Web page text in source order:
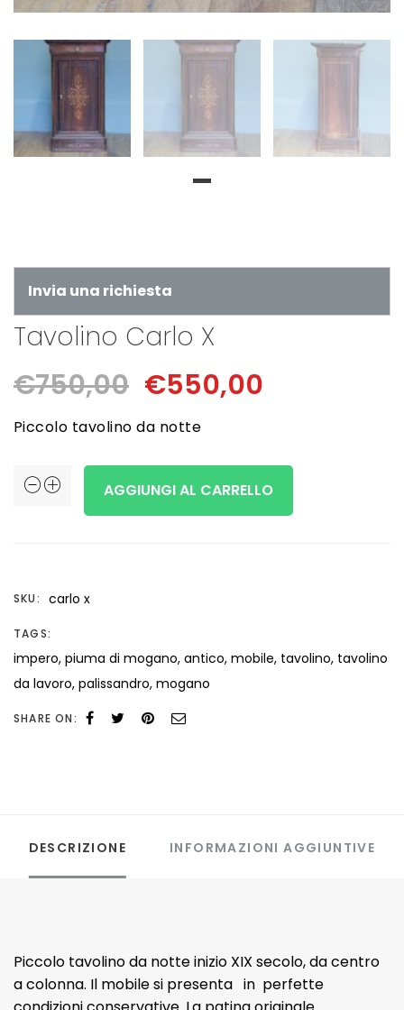
Invia una richiesta
Tavolino Carlo X
€750,00 Il
prezzo
originale
era:
€550,00
attuale
è:
Piccolo tavolino da notte
Tavolino
AGGIUNGI AL CARRELLO
SKU: carlo x
TAGS:
impero, piuma di mogano, antico, mobile, tavolino, tavolino
da lavoro, palissandro, mogano
SHARE ON:
DESCRIZIONE INFORMAZIONI AGGIUNTIVE
Piccolo tavolino da notte inizio XIX secolo, da centro
a colonna. Il mobile si presenta in perfette